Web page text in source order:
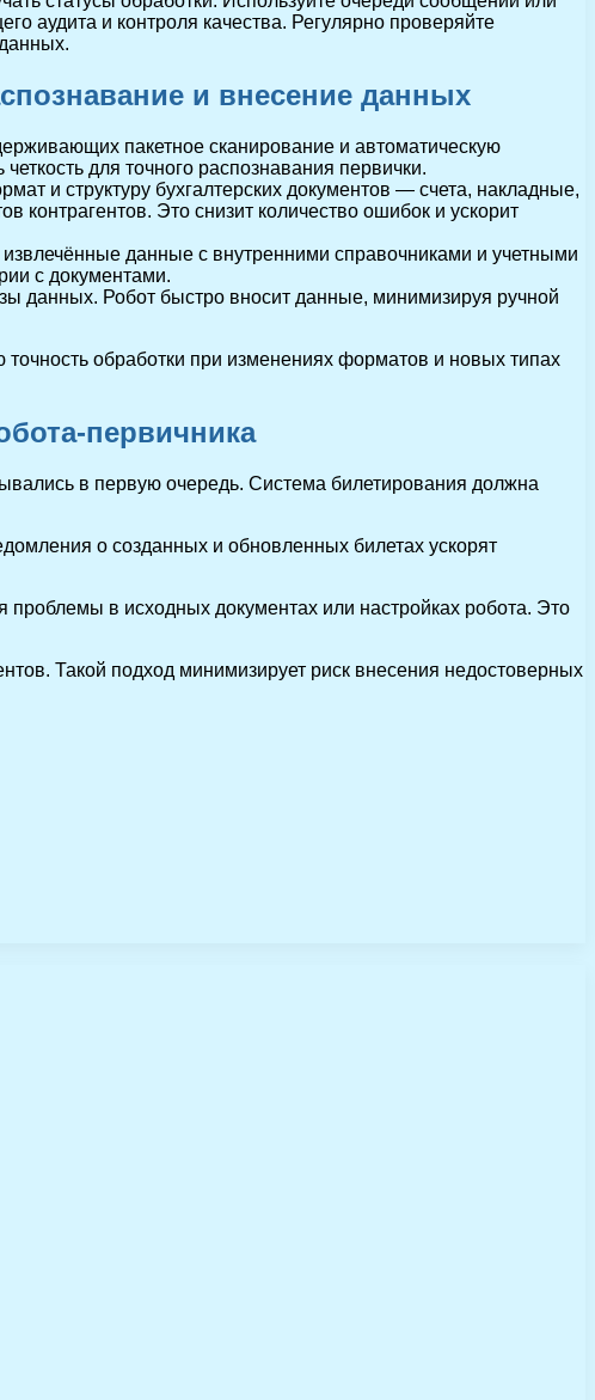
аудита и контроля качества. Регулярно проверяйте
и внесение данных
пакетное сканирование и автоматическую
для точного распознавания первички.
и структуру бухгалтерских документов — счета, накладные,
контрагентов. Это снизит количество ошибок и ускорит
извлечённые данные с внутренними справочниками и учетными
с документами.
данных. Робот быстро вносит данные, минимизируя ручной
обработки при изменениях форматов и новых типах
первичника
в первую очередь. Система билетирования должна
о созданных и обновленных билетах ускорят
в исходных документах или настройках робота. Это
Такой подход минимизирует риск внесения недостоверных